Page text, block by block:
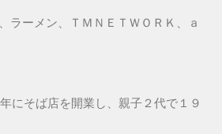
ラーメン、ＴＭＮＥＴＷＯＲＫ、ａ
にそば店を開業し、親子２代で１９